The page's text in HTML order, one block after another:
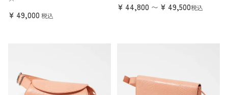
¥ 49,000 税込
¥ 44,800 〜 ¥ 49,500税込